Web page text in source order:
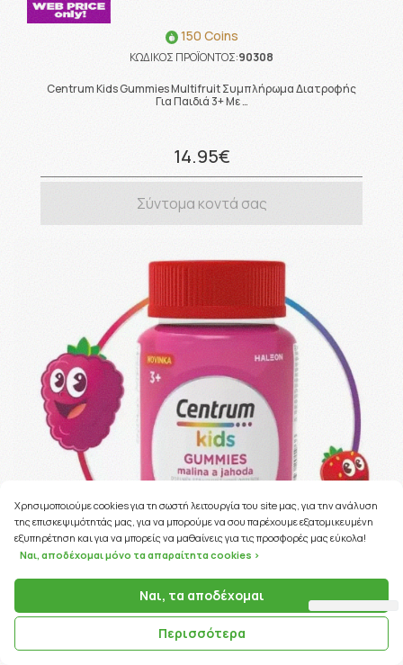
150 Coins
ΚΩΔΙΚΟΣ ΠΡΟΪΟΝΤΟΣ:90308
Centrum Kids Gummies Multifruit Συμπλήρωμα Διατροφής
Για Παιδιά 3+ Με …
14.95€
Σύντομα κοντά σας
Χρησιμοποιούμε cookies για τη σωστή λειτουργία του site μας, για την ανάλυση
της επισκεψιμότητάς μας, για να μπορούμε να σου παρέχουμε εξατομικευμένη
εξυπηρέτηση και για να μπορείς να μαθαίνεις για τις προσφορές μας εύκολα!
Ναι, αποδέχομαι μόνο τα απαραίτητα cookies >
Ναι, τα αποδέχομαι
Περισσότερα